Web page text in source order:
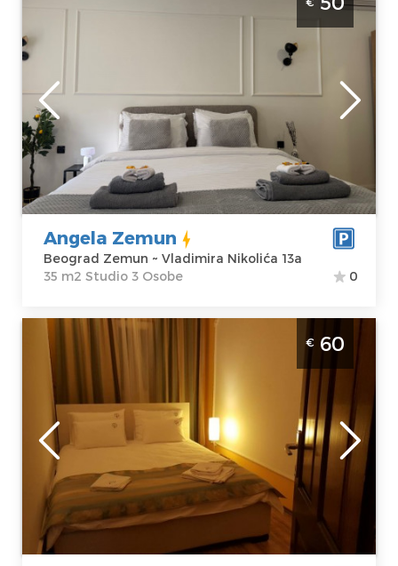
Zemun. Studio apartman, hotelskog tipa,
velicine 35m2, luksuzno opremljen i idealan
za boravak do 3 osobe.
Beograd
Lokacija:
Beograd Zemun
Adresa:
Vladimira
Nikolića 13a
Cena
50 €
Gosti:3
Kvadratura :35
m2
Struktura :
Studio
Angela Zemun
Beograd Zemun ~ Vladimira Nikolića 13a
35 m2 Studio 3 Osobe
0
Jednosoban Apartman Bellmatini 12
Beograd Novi Beograd
Beograd
Lokacija:
Beograd Zemun
Adresa:
Kopitara 56
Cena60 €
Gosti:4
Kvadratura :
45
m2
Struktura :
Jednosoban
€ 60